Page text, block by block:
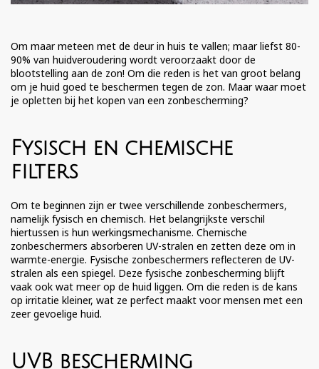
Om maar meteen met de deur in huis te vallen; maar liefst 80-
90% van huidveroudering wordt veroorzaakt door de
blootstelling aan de zon! Om die reden is het van groot belang
om je huid goed te beschermen tegen de zon. Maar waar moet
je opletten bij het kopen van een zonbescherming?
Fysisch en chemische
filters
Om te beginnen zijn er twee verschillende zonbeschermers,
namelijk fysisch en chemisch. Het belangrijkste verschil
hiertussen is hun werkingsmechanisme. Chemische
zonbeschermers absorberen UV-stralen en zetten deze om in
warmte-energie. Fysische zonbeschermers reflecteren de UV-
stralen als een spiegel. Deze fysische zonbescherming blijft
vaak ook wat meer op de huid liggen. Om die reden is de kans
op irritatie kleiner, wat ze perfect maakt voor mensen met een
zeer gevoelige huid.
UVB bescherming